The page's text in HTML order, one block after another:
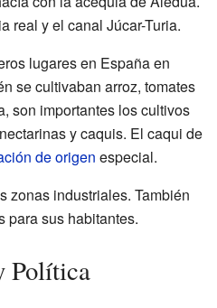
real y el canal Júcar-Turia.
lugares en España en
se cultivaban arroz, tomates
son importantes los cultivos
y caquis. El caqui de
de origen especial.
zonas industriales. También
para sus habitantes.
Política